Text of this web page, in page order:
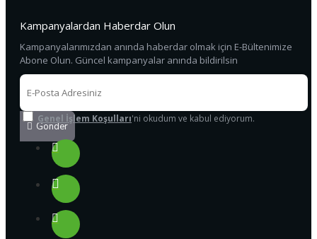
Kampanyalardan Haberdar Olun
Kampanyalarımızdan anında haberdar olmak için E-Bültenimize
Abone Olun. Güncel kampanyalar anında bildirilsin
Gönder
Genel İşlem Koşulları'ni okudum ve kabul ediyorum.